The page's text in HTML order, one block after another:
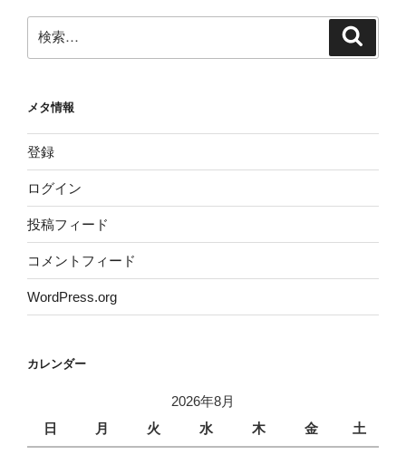
索:
メタ情報
登録
ログイン
投稿フィード
コメントフィード
WordPress.org
カレンダー
2026年8月
日
月 火 水 木 金 土